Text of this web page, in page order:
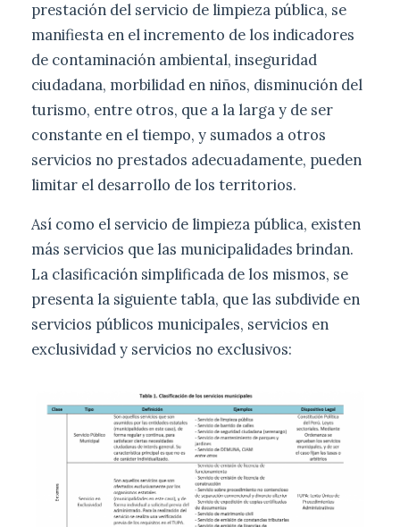
prestación del servicio de limpieza pública, se
manifiesta en el incremento de los indicadores
de contaminación ambiental, inseguridad
ciudadana, morbilidad en niños, disminución del
turismo, entre otros, que a la larga y de ser
constante en el tiempo, y sumados a otros
servicios no prestados adecuadamente, pueden
limitar el desarrollo de los territorios.
Así como el servicio de limpieza pública, existen
más servicios que las municipalidades brindan.
La clasificación simplificada de los mismos, se
presenta la siguiente tabla, que las subdivide en
servicios públicos municipales, servicios en
exclusividad y servicios no exclusivos: